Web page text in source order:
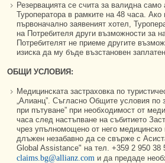
Резервацията се счита за валидна само
Туроператора в рамките на 48 часа.
първоначално заявеният хотел,
на Потребителя други възможности за
Потребителят не приеме другите
изиска да му бъде възстановен
ОБЩИ УСЛОВИЯ:
Медицинската застраховка по
„Алианц”. Съгласно Общите условия по
при пътуване” при необходимост от
часа след настъпване на събитието
чрез упълномощено от него медицинско
длъжен незабавно да се свърже с
Global Assistance" на тел. +359 2 950 38
claims.bg@allianz.com и да предаде